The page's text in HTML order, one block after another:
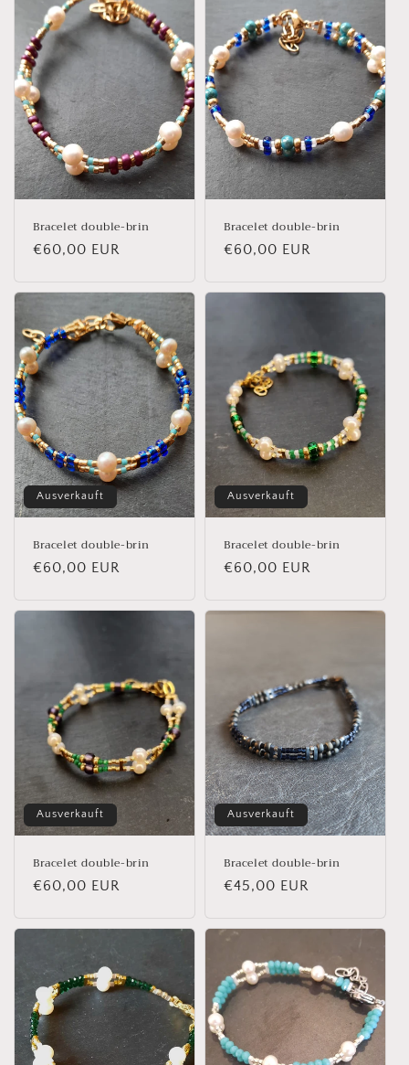
Bracelet double-brin
Normaler
€60,00 EUR
Bracelet double-brin
Normaler
€60,00 EUR
Ausverkauft
Bracelet double-brin
Normaler
€60,00 EUR
Ausverkauft
Bracelet double-brin
Normaler
€60,00 EUR
Ausverkauft
Bracelet double-brin
Normaler
€60,00 EUR
Ausverkauft
Bracelet double-brin
Normaler
€45,00 EUR